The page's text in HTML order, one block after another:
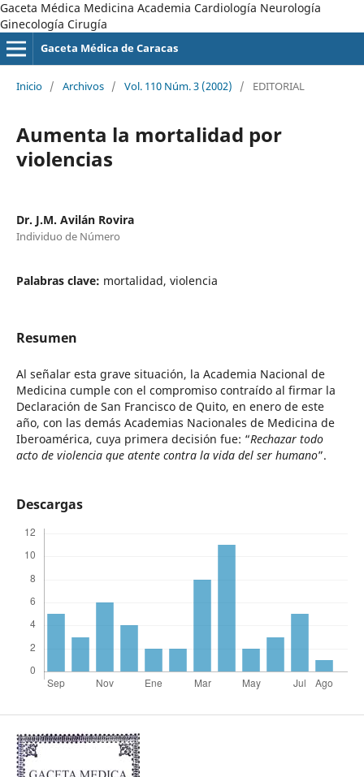
Gaceta Médica Medicina Academia Cardiología Neurología
Ginecología Cirugía
Gaceta Médica de Caracas
Inicio / Archivos / Vol. 110 Núm. 3 (2002) / EDITORIAL
Aumenta la mortalidad por
violencias
Dr. J.M. Avilán Rovira
Individuo de Número
Palabras clave: mortalidad, violencia
Resumen
Al señalar esta grave situación, la Academia Nacional de
Medicina cumple con el compromiso contraído al firmar la
Declaración de San Francisco de Quito, en enero de este
año, con las demás Academias Nacionales de Medicina de
Iberoamérica, cuya primera decisión fue: “Rechazar todo
acto de violencia que atente contra la vida del ser humano”.
Descargas